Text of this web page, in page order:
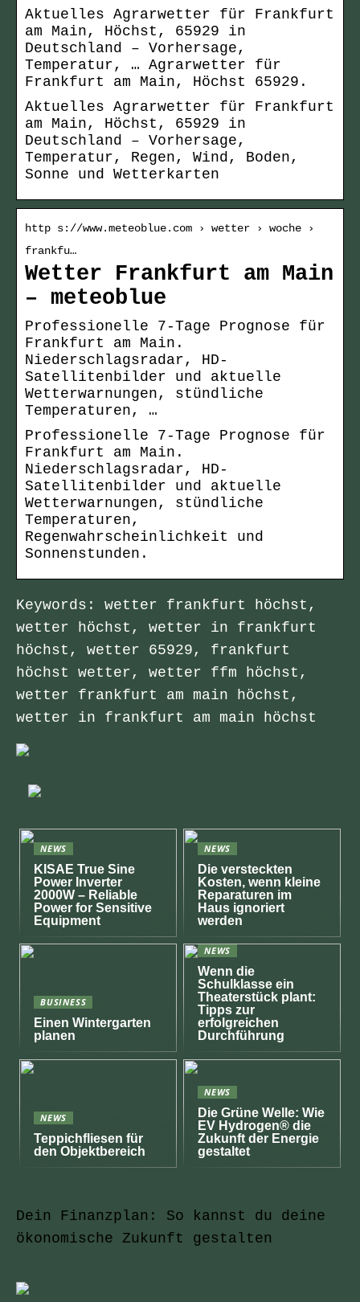
Aktuelles Agrarwetter für Frankfurt
am Main, Höchst, 65929 in
Deutschland – Vorhersage,
Temperatur, … Agrarwetter für
Frankfurt am Main, Höchst 65929.
Aktuelles Agrarwetter für Frankfurt
am Main, Höchst, 65929 in
Deutschland – Vorhersage,
Temperatur, Regen, Wind, Boden,
Sonne und Wetterkarten
http s://www.meteoblue.com › wetter › woche ›
frankfu…
Wetter Frankfurt am Main
– meteoblue
Professionelle 7-Tage Prognose für
Frankfurt am Main.
Niederschlagsradar, HD-
Satellitenbilder und aktuelle
Wetterwarnungen, stündliche
Temperaturen, …
Professionelle 7-Tage Prognose für
Frankfurt am Main.
Niederschlagsradar, HD-
Satellitenbilder und aktuelle
Wetterwarnungen, stündliche
Temperaturen,
Regenwahrscheinlichkeit und
Sonnenstunden.
Keywords: wetter frankfurt höchst,
wetter höchst, wetter in frankfurt
höchst, wetter 65929, frankfurt
höchst wetter, wetter ffm höchst,
wetter frankfurt am main höchst,
wetter in frankfurt am main höchst
NEWS
KISAE True Sine
Power Inverter
2000W – Reliable
Power for Sensitive
Equipment
NEWS
Die versteckten
Kosten, wenn kleine
Reparaturen im
Haus ignoriert
werden
BUSINESS
Einen Wintergarten
planen
NEWS
Wenn die
Schulklasse ein
Theaterstück plant:
Tipps zur
erfolgreichen
Durchführung
NEWS
Teppichfliesen für
den Objektbereich
NEWS
Die Grüne Welle: Wie
EV Hydrogen® die
Zukunft der Energie
gestaltet
Dein Finanzplan: So kannst du deine
ökonomische Zukunft gestalten